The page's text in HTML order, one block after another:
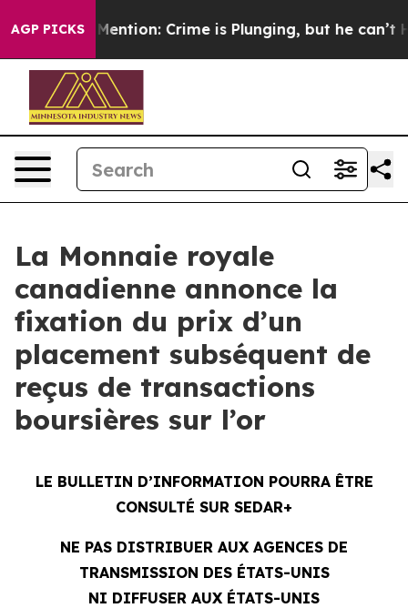
AGP PICKSMention: Crime is Plunging, but he can’t Handle
La Monnaie royale
canadienne annonce la
fixation du prix d’un
placement subséquent de
reçus de transactions
boursières sur l’or
LE BULLETIN D’INFORMATION POURRA ÊTRE
CONSULTÉ SUR SEDAR+
NE PAS DISTRIBUER AUX AGENCES DE
TRANSMISSION DES ÉTATS-UNIS
NI DIFFUSER AUX ÉTATS-UNIS